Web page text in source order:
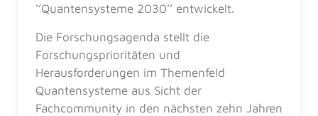
‘’Quantensysteme 2030’’ entwickelt.
Die Forschungsagenda stellt die
Forschungsprioritäten und
Herausforderungen im Themenfeld
Quantensysteme aus Sicht der
Fachcommunity in den nächsten zehn Jahren